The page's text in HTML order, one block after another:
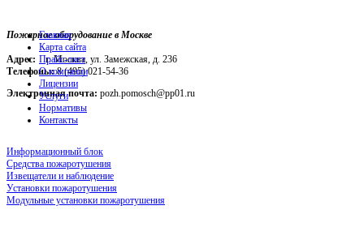
Пожарное оборудование в Москве
Адрес: г. Москва, ул. Замежская, д. 236
Телефоны:8 (495) 021-54-36
Электронная почта: pozh.pomosch@pp01.ru
Главная
Карта сайта
Прайс-лист
О компании
Лицензии
Услуги
Нормативы
Контакты
Информационный блок
Средства пожаротушения
Извещатели и наблюдение
Установки пожаротушения
Модульные установки пожаротушения